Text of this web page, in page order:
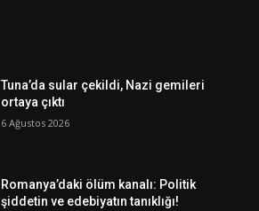
Tuna’da sular çekildi, Nazi gemileri
ortaya çıktı
6 Ağustos 2026
Romanya’daki ölüm kanalı: Politik
şiddetin ve edebiyatın tanıklığı!